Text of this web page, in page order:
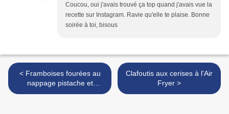
Coucou, oui j'avais trouvé ça top quand j'avais vue la
recette sur Instagram. Ravie qu'elle te plaise. Bonne
soirée à toi, bisous
< Framboises fourées au
nappage pistache et
framboise enrobées de
Clafoutis aux cerises à l'Air
Fryer >